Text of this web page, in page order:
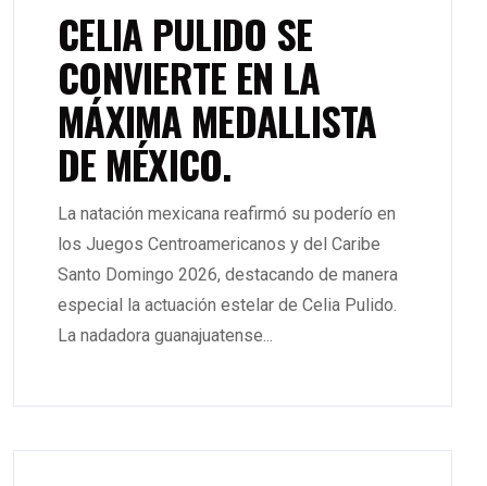
CELIA PULIDO SE
CONVIERTE EN LA
MÁXIMA MEDALLISTA
DE MÉXICO.
La natación mexicana reafirmó su poderío en
los Juegos Centroamericanos y del Caribe
Santo Domingo 2026, destacando de manera
especial la actuación estelar de Celia Pulido.
La nadadora guanajuatense...